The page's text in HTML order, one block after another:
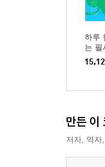
하루
는 필
만든 이
저자, 역자